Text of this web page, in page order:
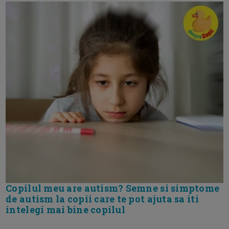
Copilul meu are autism? Semne si simptome
de autism la copii care te pot ajuta sa iti
intelegi mai bine copilul